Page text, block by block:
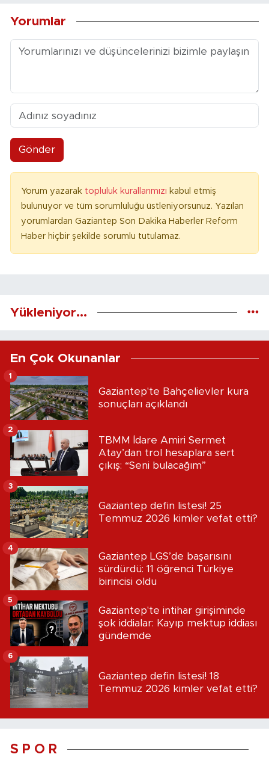
Yorumlar
Gönder
Yorum yazarak topluluk kurallarımızı kabul etmiş
bulunuyor ve tüm sorumluluğu üstleniyorsunuz. Yazılan
yorumlardan Gaziantep Son Dakika Haberler Reform
Haber hiçbir şekilde sorumlu tutulamaz.
Yükleniyor...
En Çok Okunanlar
Gaziantep'te Bahçelievler kura
sonuçları açıklandı
1
TBMM İdare Amiri Sermet
Atay’dan trol hesaplara sert
çıkış: “Seni bulacağım”
2
Gaziantep defin listesi! 25
Temmuz 2026 kimler vefat etti?
3
Gaziantep LGS’de başarısını
sürdürdü: 11 öğrenci Türkiye
birincisi oldu
4
Gaziantep'te intihar girişiminde
şok iddialar: Kayıp mektup iddiası
gündemde
5
Gaziantep defin listesi! 18
Temmuz 2026 kimler vefat etti?
6
S P O R